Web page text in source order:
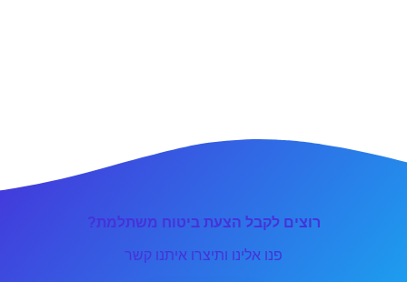
רוצים לקבל הצעת ביטוח משתלמת?
פנו אלינו ותיצרו איתנו קשר